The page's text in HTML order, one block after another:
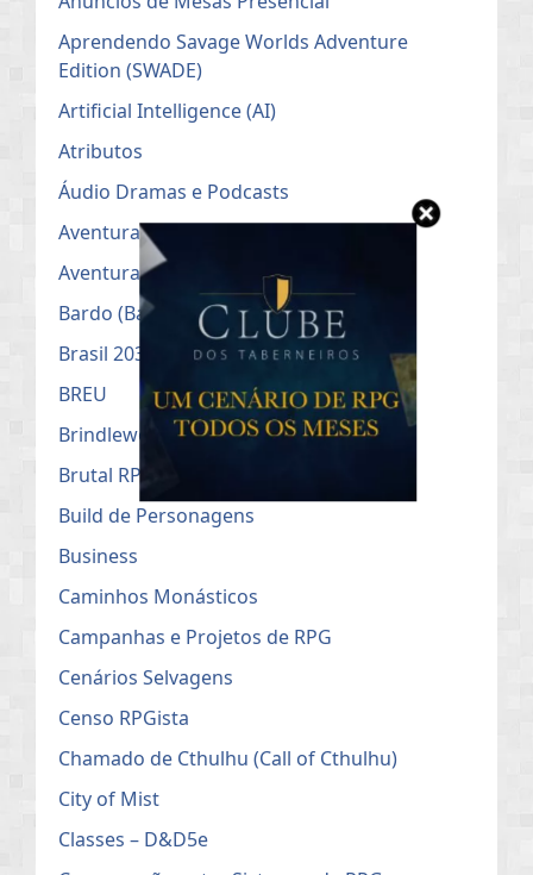
Aprendendo Savage Worlds Adventure
Edition (SWADE)
Artificial Intelligence (AI)
Atributos
Áudio Dramas e Podcasts
Aventuras Mestradas
Aventuras/Campanhas/OneShot's
Bardo (Bard)
Brasil 2031
BREU
Brindlewood Bay
Brutal RPG
Build de Personagens
Business
Caminhos Monásticos
Campanhas e Projetos de RPG
Cenários Selvagens
Censo RPGista
Chamado de Cthulhu (Call of Cthulhu)
City of Mist
Classes – D&D5e